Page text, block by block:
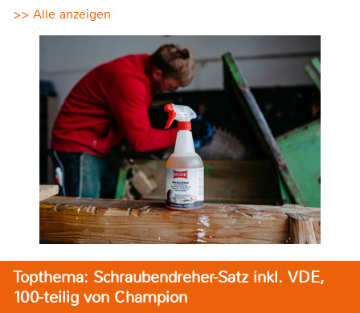
>> Alle anzeigen
Topthema: Schraubendreher-Satz inkl. VDE,
100-teilig von Champion